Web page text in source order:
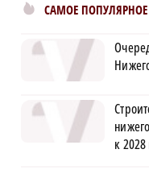
САМОЕ ПОПУЛЯРНОЕ
к 2028